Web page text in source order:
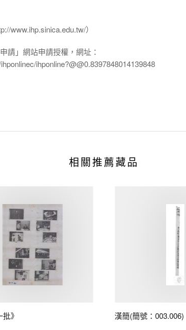
www.ihp.sinica.edu.tw/）
請」網站申請授權，網址：
ihponline?@@0.8397848014139848
相關推薦藏品
》 漢簡(簡號：003.006)